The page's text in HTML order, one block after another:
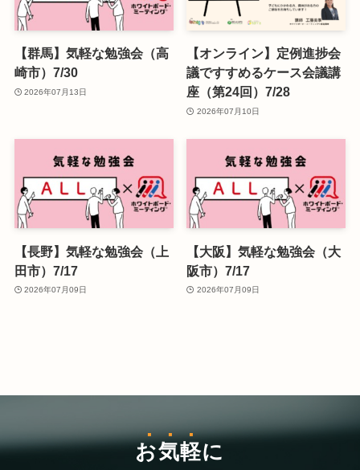
【群馬】気軽な勉強会（高
崎市）7/30
2026年07月13日
【オンライン】定例進捗会
議ですすめるケース会議講
座（第24回）7/28
2026年07月10日
【長野】気軽な勉強会（上
田市）7/17
2026年07月09日
【大阪】気軽な勉強会（大
阪市）7/17
2026年07月09日
お気軽に